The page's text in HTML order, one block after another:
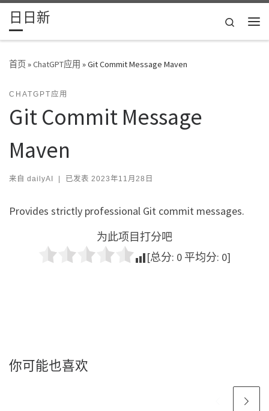
Skip to content
日日新
Search
首页»ChatGPT应用 »Git Commit Message Maven
CHATGPT应用
Git Commit Message
Maven
来自 dailyAI | 已发表 2023年11月28日
Provides strictly professional Git commit messages.
为此项目打分吧
[总分: 0 平均分: 0]
你可能也喜欢